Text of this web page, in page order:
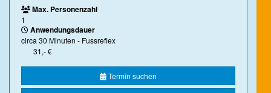
Max. Personenzahl
1
Anwendungsdauer
circa 30 Minuten - Fussreflex
31,- €
Termin suchen